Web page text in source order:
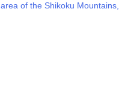
of the Shikoku Mountains,